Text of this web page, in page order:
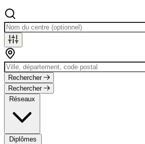
Rechercher
Rechercher
Réseaux
Diplômes